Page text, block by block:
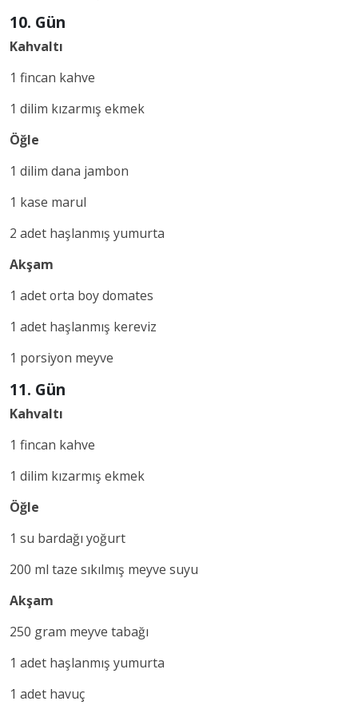
10. Gün
Kahvaltı
1 fincan kahve
1 dilim kızarmış ekmek
Öğle
1 dilim dana jambon
1 kase marul
2 adet haşlanmış yumurta
Akşam
1 adet orta boy domates
1 adet haşlanmış kereviz
1 porsiyon meyve
11. Gün
Kahvaltı
1 fincan kahve
1 dilim kızarmış ekmek
Öğle
1 su bardağı yoğurt
200 ml taze sıkılmış meyve suyu
Akşam
250 gram meyve tabağı
1 adet haşlanmış yumurta
1 adet havuç